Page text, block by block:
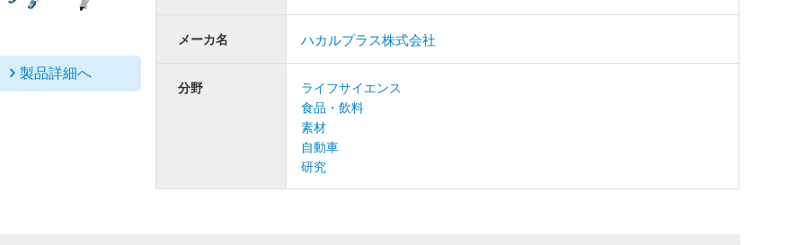
製品詳細へ
メーカ名 ハカルプラス株式会社
分野
ライフサイエンス
食品・飲料
素材
自動車
研究